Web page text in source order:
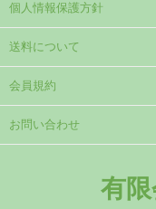
個人情報保護方針
送料について
会員規約
お問い合わせ
有